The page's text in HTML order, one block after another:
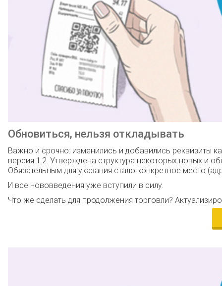
Обновиться, нельзя откладывать
Важно и срочно: изменились и добавились реквизиты
версия 1.2. Утверждена структура некоторых новых и
Обязательным для указания стало конкретное место
И все нововведения уже вступили в силу.
Что же сделать для продолжения торговли?